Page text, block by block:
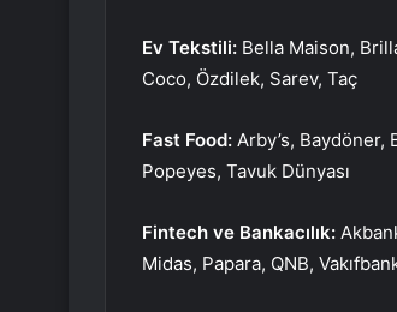
Ev Tekstili: Bella Maison,
Coco, Özdilek, Sarev, Taç
Fast Food: Arby’s, Baydöner,
Popeyes, Tavuk Dünyası
Fintech ve Bankacılık:
Midas, Papara, QNB,